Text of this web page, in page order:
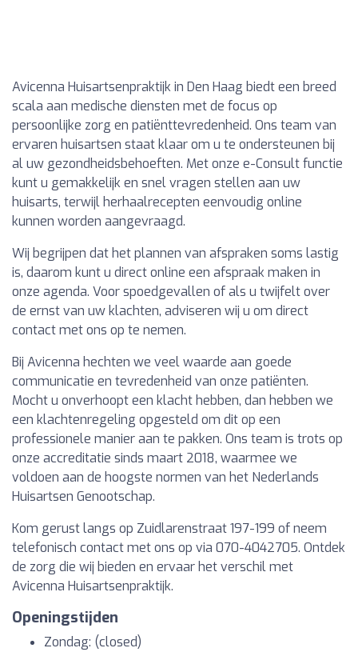
Avicenna Huisartsenpraktijk in Den Haag biedt een breed
scala aan medische diensten met de focus op
persoonlijke zorg en patiënttevredenheid. Ons team van
ervaren huisartsen staat klaar om u te ondersteunen bij
al uw gezondheidsbehoeften. Met onze e-Consult functie
kunt u gemakkelijk en snel vragen stellen aan uw
huisarts, terwijl herhaalrecepten eenvoudig online
kunnen worden aangevraagd.
Wij begrijpen dat het plannen van afspraken soms lastig
is, daarom kunt u direct online een afspraak maken in
onze agenda. Voor spoedgevallen of als u twijfelt over
de ernst van uw klachten, adviseren wij u om direct
contact met ons op te nemen.
Bij Avicenna hechten we veel waarde aan goede
communicatie en tevredenheid van onze patiënten.
Mocht u onverhoopt een klacht hebben, dan hebben we
een klachtenregeling opgesteld om dit op een
professionele manier aan te pakken. Ons team is trots op
onze accreditatie sinds maart 2018, waarmee we
voldoen aan de hoogste normen van het Nederlands
Huisartsen Genootschap.
Kom gerust langs op Zuidlarenstraat 197-199 of neem
telefonisch contact met ons op via 070-4042705. Ontdek
de zorg die wij bieden en ervaar het verschil met
Avicenna Huisartsenpraktijk.
Openingstijden
Zondag: (closed)